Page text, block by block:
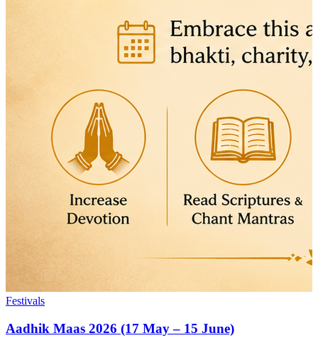
Festivals
Aadhik Maas 2026 (17 May – 15 June)